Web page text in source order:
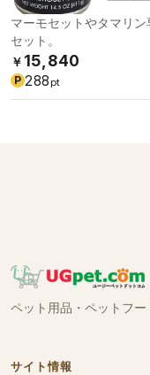
マーモセットやタマリ
セット。
￥ 15,840
P 288 pt
ペット用品・ペットフー
サイト情報